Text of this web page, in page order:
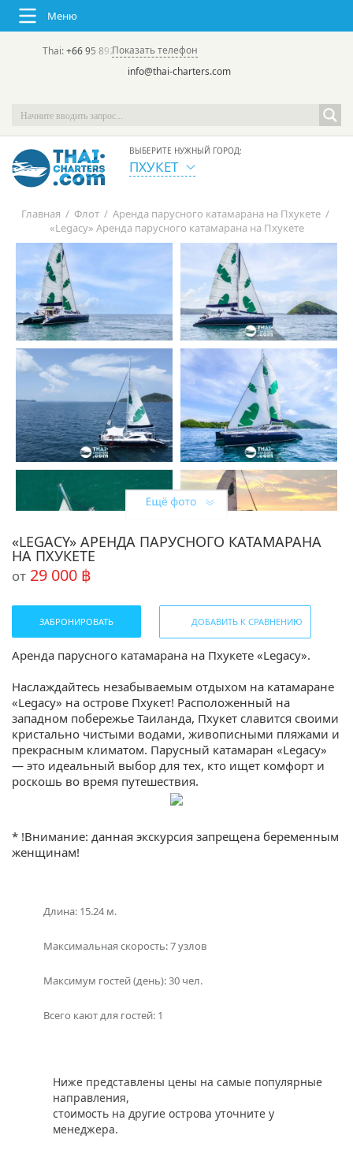
Меню
Thai:+66 95 892 7646(rus/eng) | в России:
Показать телефон
info@thai-charters.com
ВЫБЕРИТЕ НУЖНЫЙ ГОРОД:
ПХУКЕТ
Главная / Флот / Аренда парусного катамарана на Пхукете /
«Legacy» Аренда парусного катамарана на Пхукете
«LEGACY» АРЕНДА ПАРУСНОГО КАТАМАРАНА
НА ПХУКЕТЕ
от 29 000 ฿
ЗАБРОНИРОВАТЬ ДОБАВИТЬ К СРАВНЕНИЮ
Аренда парусного катамарана на Пхукете «Legacy».
Наслаждайтесь незабываемым отдыхом на катамаране
«Legacy» на острове Пхукет! Расположенный на
западном побережье Таиланда, Пхукет славится своими
кристально чистыми водами, живописными пляжами и
прекрасным климатом. Парусный катамаран «Legacy»
— это идеальный выбор для тех, кто ищет комфорт и
роскошь во время путешествия.
где гости могут отдохнуть и расслабиться после
насыщенного дня на море. Современные удобства и
привлекательный интерьер создают атмосферу
Путешествующие на «Legacy» смогут насладиться
сноркелинг, подводное плавание и каякинг. Капитан и
экипаж будут рады помочь вам с организацией
насладиться красотами Пхукета. Вы можете
расслабиться и насладиться впечатляющими видами
океана. Также есть уютный бар, где вы можете
наслаждаться разнообразными напитками и
коктейлями.
* !Внимание: данная экскурсия запрещена беременным
женщинам!
Длина: 15.24 м.
Максимальная скорость: 7 узлов
Максимум гостей (день): 30 чел.
Всего кают для гостей: 1
Ниже представлены цены на самые популярные
направления,
стоимость на другие острова уточните у
менеджера.